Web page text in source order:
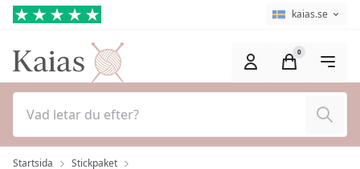
Hoppa till huvudinnehåll (Tryck på Enter) Språkväljare
Aktuellt språk
kaias.se
Sök
0
Startsida
Stickpaket